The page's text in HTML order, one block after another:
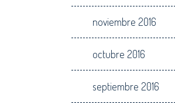
noviembre 2016
octubre 2016
septiembre 2016